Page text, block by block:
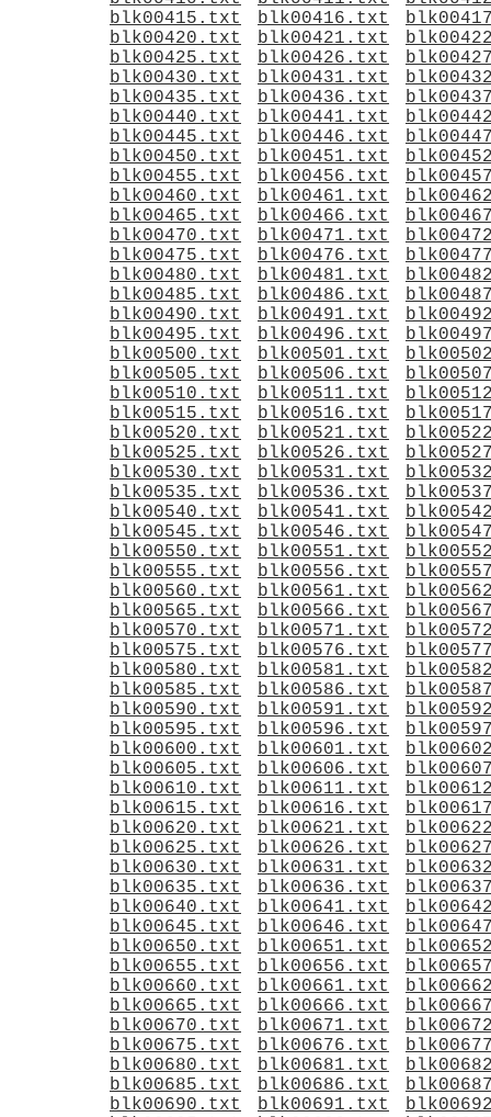
blk00415.txt
blk00416.txt
blk00420.txt
blk00421.txt
blk00425.txt
blk00426.txt
blk00430.txt
blk00431.txt
blk00435.txt
blk00436.txt
blk00440.txt
blk00441.txt
blk00445.txt
blk00446.txt
blk00450.txt
blk00451.txt
blk00455.txt
blk00456.txt
blk00460.txt
blk00461.txt
blk00465.txt
blk00466.txt
blk00470.txt
blk00471.txt
blk00475.txt
blk00476.txt
blk00480.txt
blk00481.txt
blk00485.txt
blk00486.txt
blk00490.txt
blk00491.txt
blk00495.txt
blk00496.txt
blk00500.txt
blk00501.txt
blk00505.txt
blk00506.txt
blk00510.txt
blk00511.txt
blk00515.txt
blk00516.txt
blk00520.txt
blk00521.txt
blk00525.txt
blk00526.txt
blk00530.txt
blk00531.txt
blk00535.txt
blk00536.txt
blk00540.txt
blk00541.txt
blk00545.txt
blk00546.txt
blk00550.txt
blk00551.txt
blk00555.txt
blk00556.txt
blk00560.txt
blk00561.txt
blk00565.txt
blk00566.txt
blk00570.txt
blk00571.txt
blk00575.txt
blk00576.txt
blk00580.txt
blk00581.txt
blk00585.txt
blk00586.txt
blk00590.txt
blk00591.txt
blk00595.txt
blk00596.txt
blk00600.txt
blk00601.txt
blk00605.txt
blk00606.txt
blk00610.txt
blk00611.txt
blk00615.txt
blk00616.txt
blk00620.txt
blk00621.txt
blk00625.txt
blk00626.txt
blk00630.txt
blk00631.txt
blk00635.txt
blk00636.txt
blk00640.txt
blk00641.txt
blk00645.txt
blk00646.txt
blk00650.txt
blk00651.txt
blk00655.txt
blk00656.txt
blk00660.txt
blk00661.txt
blk00665.txt
blk00666.txt
blk00670.txt
blk00671.txt
blk00675.txt
blk00676.txt
blk00680.txt
blk00681.txt
blk00685.txt
blk00686.txt
blk00690.txt
blk00691.txt